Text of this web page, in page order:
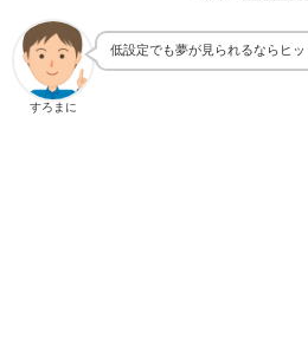
すろまに
低設定でも夢が見られるならヒ